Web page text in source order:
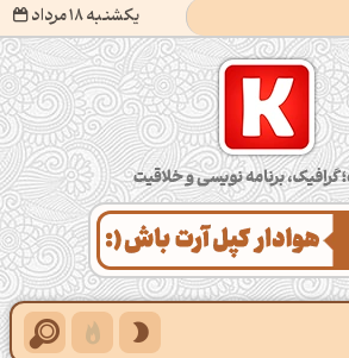
یکشنبه 18 مرداد کپل‌آرت؛ گرافیک، برنامه‌نویسی و خلاقیت